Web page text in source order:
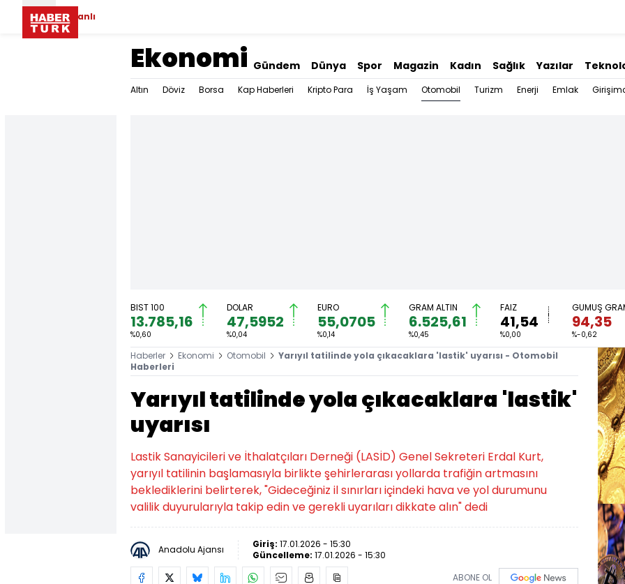
Canlı
Ekonomi Gündem Dünya Spor Magazin Kadın Sağlık Yazılar
Altın Döviz Borsa Kap Haberleri Kripto Para İş Yaşam Otomobil Turizm Enerji Emlak
BIST 100
13.785,16
%0,60
DOLAR
47,5952
%0,04
EURO
55,0705
%0,14
GRAM ALTIN
6.525,61
%0,45
FAİZ
41,54
%0,00
GÜMÜŞ
94,35
%-0,62
Haberler Ekonomi Otomobil
Yarıyıl tatilinde yola çıkacaklara 'lastik' uyarısı - Otomobil
Haberleri
Yarıyıl tatilinde yola çıkacaklara 'lastik'
uyarısı
Lastik Sanayicileri ve İthalatçıları Derneği (LASİD) Genel Sekreteri Erdal Kurt,
yarıyıl tatilinin başlamasıyla birlikte şehirlerarası yollarda trafiğin artmasını
beklediklerini belirterek, "Gideceğiniz il sınırları içindeki hava ve yol durumunu
valilik duyurularıyla takip edin ve gerekli uyarıları dikkate alın" dedi
Anadolu Ajansı Giriş: 17.01.2026 - 15:30
Güncelleme: 17.01.2026 - 15:30
ABONE OL